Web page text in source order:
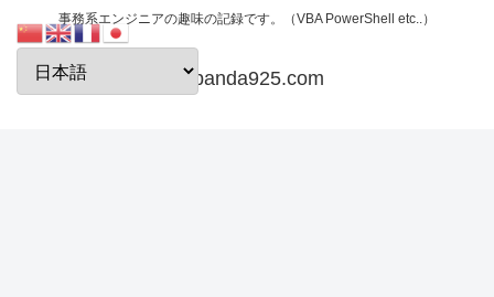
事務系エンジニアの趣味の記録です。（VBA PowerShell etc..）
papanda925.com